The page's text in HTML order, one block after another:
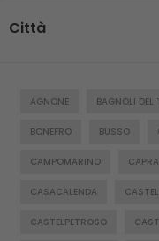
Città
AGNONE BAGNOLI DEL
BONEFRO BUSSO
CAMPOMARINO
CASACALENDA
CASTELPETROSO